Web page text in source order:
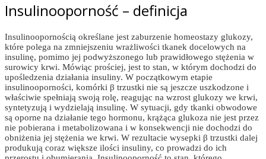
Insulinooporność – definicja
Insulinoopornością określane jest zaburzenie homeostazy glukozy,
które polega na zmniejszeniu wrażliwości tkanek docelowych na
insulinę, pomimo jej podwyższonego lub prawidłowego stężenia w
surowicy krwi. Mówiąc prościej, jest to stan, w którym dochodzi do
upośledzenia działania insuliny. W początkowym etapie
insulinooporności, komórki β trzustki nie są jeszcze uszkodzone i
właściwie spełniają swoją rolę, reagując na wzrost glukozy we krwi,
syntetyzują i wydzielają insulinę. W sytuacji, gdy tkanki obwodowe
są oporne na działanie tego hormonu, krążąca glukoza nie jest przez
nie pobierana i metabolizowana i w konsekwencji nie dochodzi do
obniżenia jej stężenia we krwi. W rezultacie wysepki β trzustki dalej
produkują coraz większe ilości insuliny, co prowadzi do ich